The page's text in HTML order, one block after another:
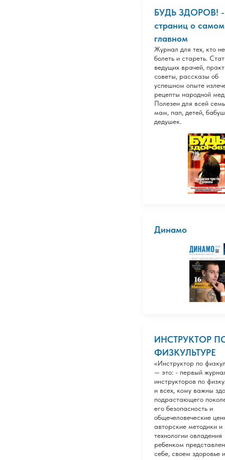
БУДЬ ЗДОРОВ! -
страниц о самом
главном
Журнал для тех, кто
болеть и стареть.
ведущих врачей,
советы, рассказы об
успешном опыте
рецепты народной
Полезен для всей
мам, пап, детей,
дедушек.
Динамо
ИНСТРУКТОР
ФИЗКУЛЬТУРЕ
«Инструктор по
— это: - первый
инструкторов по
и всех, кому важны
подрастающего
его безопасность и
общечеловеческие
авторские методики и
технологии овладения
ребенком
себе, своем здоровье и